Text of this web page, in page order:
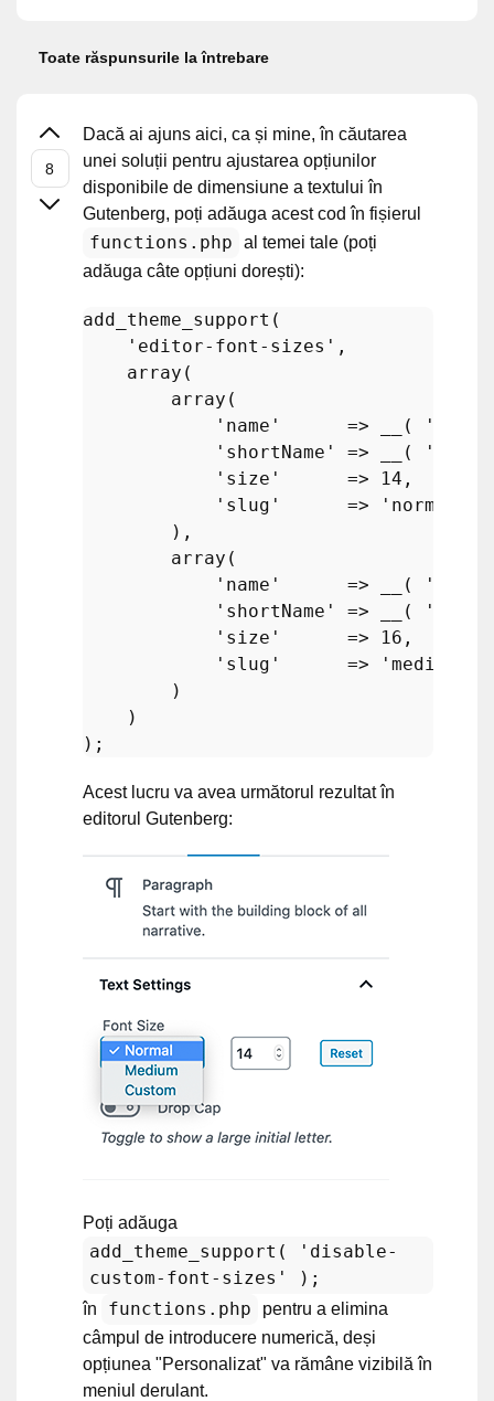
Toate răspunsurile la întrebare
Dacă ai ajuns aici, ca și mine, în căutarea
unei soluții pentru ajustarea opțiunilor
disponibile de dimensiune a textului în
Gutenberg, poți adăuga acest cod în fișierul
functions.php
al temei tale (poți
adăuga câte opțiuni dorești):
add_theme_support (
'editor-font-sizes' ,
array (
array (
'name'
      =>
(
'shortName'
=> ( 'N'
'size'
      =>
14 ,
'slug'
      =>
'normal'
        ),
array (
'name'
      =>
(
'shortName'
=> ( 'M'
'size'
      =>
16 ,
'slug'
      =>
'medium'
        )
    )
Acest lucru va avea următorul rezultat în
editorul Gutenberg:
Poți adăuga
add_theme_support( 'disable-
custom-font-sizes' );
în functions.php
pentru a elimina
câmpul de introducere numerică, deși
opțiunea "Personalizat" va rămâne vizibilă în
meniul derulant.